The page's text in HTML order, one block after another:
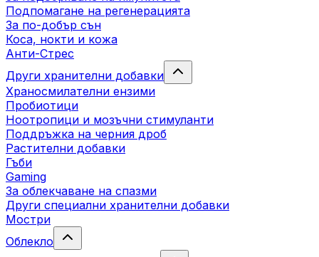
Подпомагане на регенерацията
За по-добър сън
Коса, нокти и кожа
Анти-Стрес
Други хранителни добавки
Храносмилателни ензими
Пробиотици
Ноотропици и мозъчни стимуланти
Поддръжка на черния дроб
Растителни добавки
Гъби
Gaming
За облекчаване на спазми
Други специални хранителни добавки
Мостри
Облекло